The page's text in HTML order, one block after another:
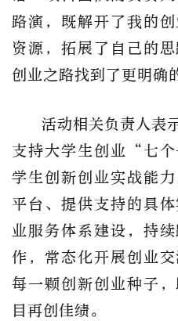
路演， 既解开了我的
资源， 拓展了自己的
创业之路找到了更明确
活动相关负责人表
支持大学生创业
“七
学生创新创业实战能力
平台、提供支持的具
业服务体系建设，持
作，常态化开展创业
每一颗创新创业种子
目再创佳绩。